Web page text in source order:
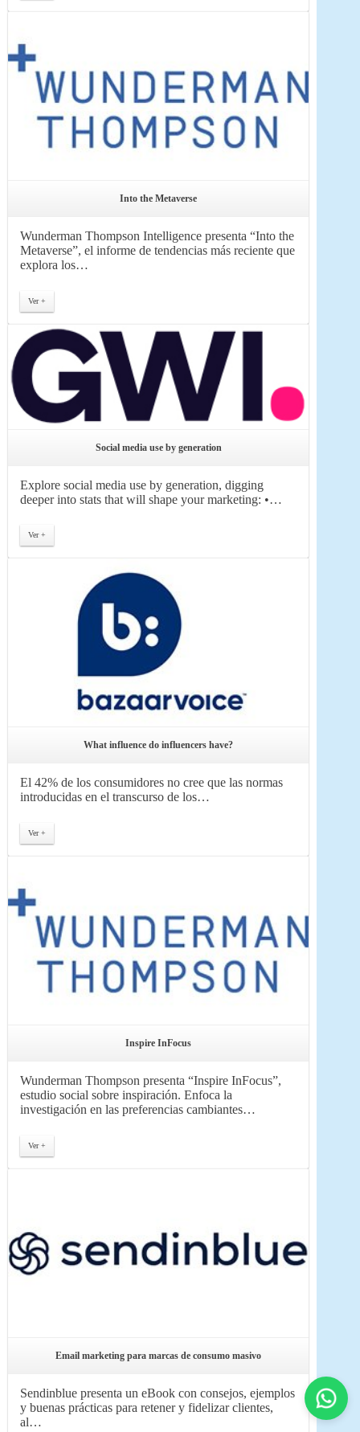
Into the Metaverse
Wunderman Thompson Intelligence presenta “Into the
Metaverse”, el informe de tendencias más reciente que
explora los…
Ver +
Social media use by generation
Explore social media use by generation, digging
deeper into stats that will shape your marketing: •…
Ver +
What influence do influencers have?
El 42% de los consumidores no cree que las normas
introducidas en el transcurso de los…
Ver +
Inspire InFocus
Wunderman Thompson presenta “Inspire InFocus”,
estudio social sobre inspiración. Enfoca la
investigación en las preferencias cambiantes…
Ver +
Email marketing para marcas de consumo masivo
Sendinblue presenta un eBook con consejos, ejemplos
y buenas prácticas para retener y fidelizar clientes,
al…